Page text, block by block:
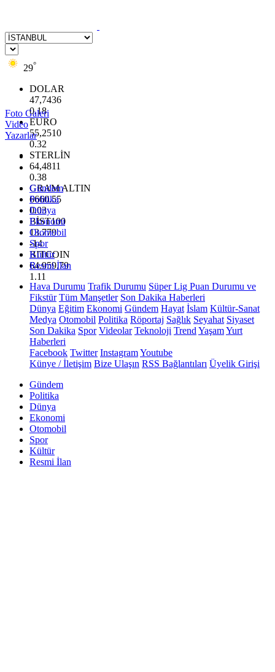
29°
DOLAR
47,7436
0.18
EURO
55,2510
0.32
STERLİN
64,4811
0.38
GRAM ALTIN
6660.55
0.03
BİST100
13.779
-14
BITCOIN
64.959,79
1.11
Foto Galeri
Video
Yazarlar
Gündem
Politika
Dünya
Ekonomi
Otomobil
Spor
Kültür
Resmi İlan
Hava Durumu Trafik Durumu Süper Lig Puan Durumu ve
Fikstür Tüm Manşetler Son Dakika Haberleri
Dünya Eğitim Ekonomi Gündem Hayat İslam Kültür-Sanat
Medya Otomobil Politika Röportaj Sağlık Seyahat Siyaset
Son Dakika Spor Videolar Teknoloji Trend YaşamYurt
Haberleri
Facebook Twitter InstagramYoutube
Künye / İletişim Bize Ulaşın RSS Bağlantıları Üyelik Girişi
Gündem
Politika
Dünya
Ekonomi
Otomobil
Spor
Kültür
Resmi İlan